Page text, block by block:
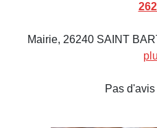
Mairie, 26240 SAINT
Pas